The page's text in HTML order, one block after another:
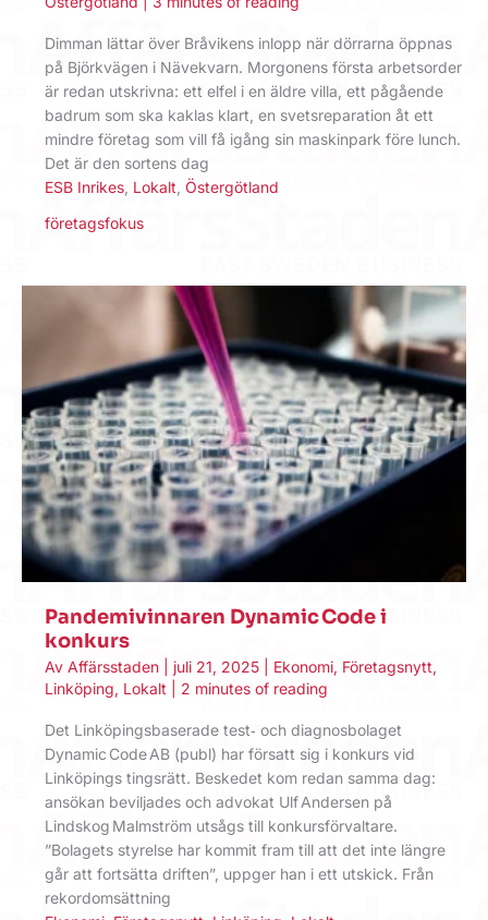
Dimman lättar över Bråvikens inlopp när dörrarna öppnas
på Björkvägen i Nävekvarn. Morgonens första arbetsorder
är redan utskrivna: ett elfel i en äldre villa, ett pågående
badrum som ska kaklas klart, en svetsreparation åt ett
mindre företag som vill få igång sin maskinpark före lunch.
Det är den sortens dag
ESB Inrikes Lokalt Östergötland
företagsfokus
Pandemivinnaren Dynamic Code i
konkurs
Av Affärsstaden juli 21, 2025 Ekonomi, Företagsnytt,
Linköping, Lokalt 2 minutes of reading
Det Linköpingsbaserade test‑ och diagnosbolaget
Dynamic Code AB (publ) har försatt sig i konkurs vid
Linköpings tingsrätt. Beskedet kom redan samma dag:
ansökan beviljades och advokat Ulf Andersen på
Lindskog Malmström utsågs till konkursförvaltare.
”Bolagets styrelse har kommit fram till att det inte längre
går att fortsätta driften”, uppger han i ett utskick. Från
rekordomsättning